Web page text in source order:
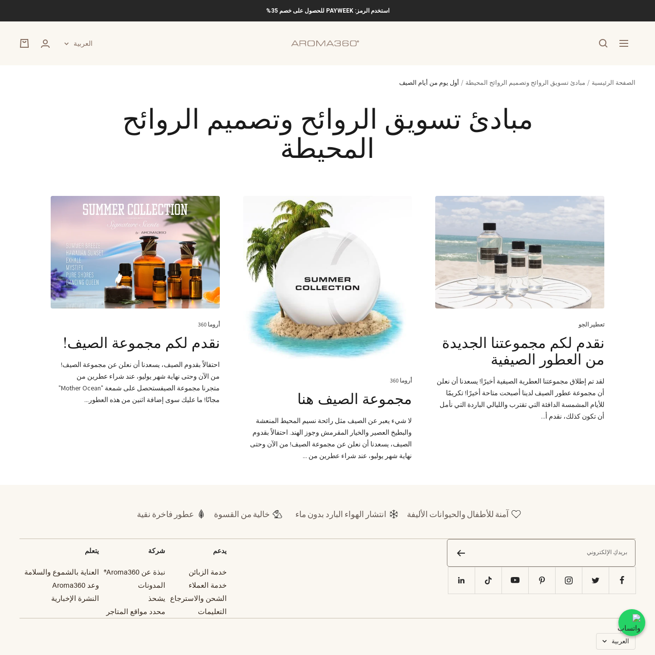
استخدم الرمز: PAYWEEK للحصول على خصم 35%
التنقل
Aroma360 اللغة
العربية
الصفحة الرئيسية مبادئ تسويق الروائح وتصميم الروائح المحيطة أول يوم من أيام الصيف
مبادئ تسويق الروائح وتصميم الروائح
المحيطة
تعطير الجو
نقدم لكم مجموعتنا الجديدة
من العطور الصيفية
لقد تم إطلاق مجموعتنا العطرية الصيفية أخيرًا! يسعدنا أن نعلن
أن مجموعة عطور الصيف لدينا أصبحت متاحة أخيرًا! تكريمًا
للأيام المشمسة الدافئة التي تقترب والليالي الباردة التي نأمل
أن تكون كذلك، نقدم أ...
أروما 360
مجموعة الصيف هنا
لا شيء يعبر عن الصيف مثل رائحة نسيم المحيط المنعشة
والبطيخ العصير والخيار المقرمش وجوز الهند. احتفالاً بقدوم
الصيف، يسعدنا أن نعلن عن مجموعة الصيف! من الآن وحتى
نهاية شهر يوليو، عند شراء عطرين من ...
أروما 360
نقدم لكم مجموعة الصيف!
احتفالاً بقدوم الصيف، يسعدنا أن نعلن عن مجموعة الصيف!
من الآن وحتى نهاية شهر يوليو، عند شراء عطرين من
متجرنا مجموعة الصيفستحصل على شمعة "Mother Ocean"
مجانًا! ما عليك سوى إضافة اثنين من هذه العطور...
آمنة للأطفال والحيوانات الأليفة انتشار الهواء البارد بدون ماء خالية من القسوة عطور فاخرة نقية
بريدكِ الإلكتروني يدعم
خدمة الزبائن
خدمة العملاء
الشحن والاسترجاع
التعليمات
شركة
نبذة عن Aroma360®
المدونات
يشحذ
محدد مواقع المتاجر
يتعلم
العناية بالشموع والسلامة
وعد Aroma360
النشرة الإخبارية
اللغهالعربية